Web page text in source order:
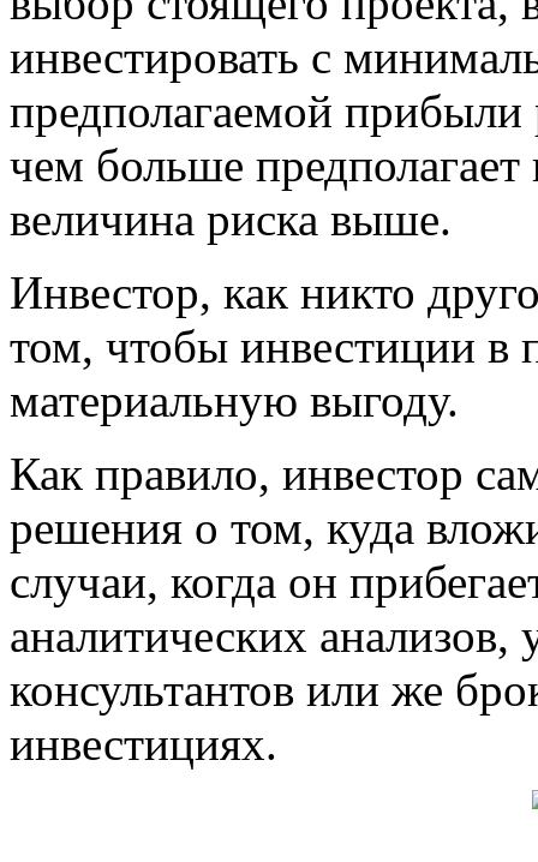
инвестировать с
предполагаемой прибыли
чем больше
величина риска выше.
Инвестор, как никто
том, чтобы инвестиции в
материальную выгоду.
Как правило, инвестор
решения о том, куда
случаи, когда он
аналитических анализов,
консультантов или же
инвестициях.